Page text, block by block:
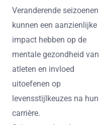
Veranderende seizoenen
kunnen een aanzienlijke
impact hebben op de
mentale gezondheid van
atleten en invloed
uitoefenen op
levensstijlkeuzes na hun
carrière.